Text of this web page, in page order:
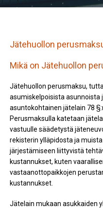
Jätehuollon
Mikä on Jätehuollon
Jätehuollon perusmaksu,
asumiskelpoisista
asuntokohtainen jätelain 78
Perusmaksulla katetaan
vastuulle säädetystä
rekisterin ylläpidosta ja
järjestämiseen liittyvistä
kustannukset, kuten
vastaanottopaikkojen
kustannukset.
Jätelain mukaan asukkaiden